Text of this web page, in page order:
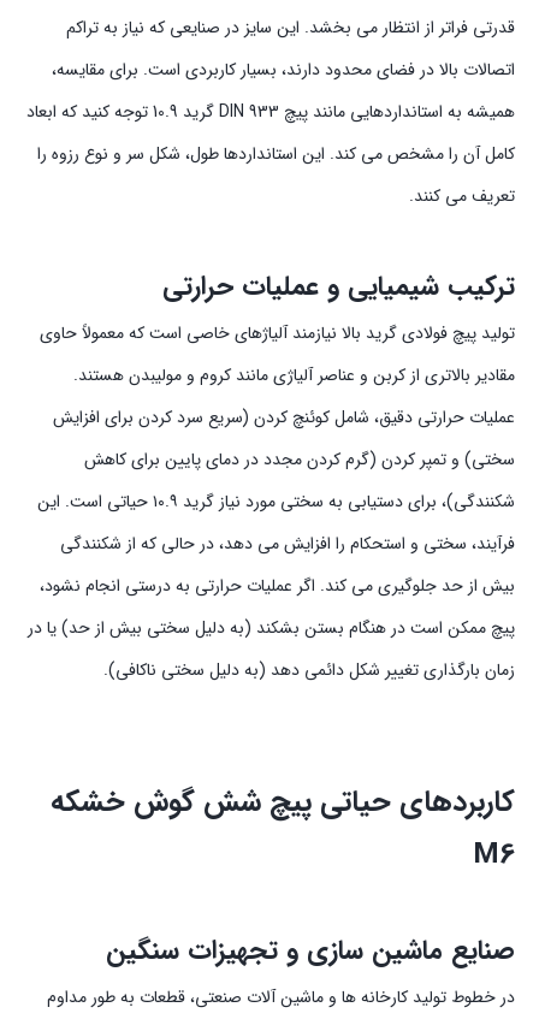
قدرتی فراتر از انتظار می بخشد. این سایز در صنایعی که نیاز به تراکم
اتصالات بالا در فضای محدود دارند، بسیار کاربردی است. برای مقایسه،
همیشه به استانداردهایی مانند پیچ DIN 933 گرید 10.9 توجه کنید که ابعاد
کامل آن را مشخص می کند. این استانداردها طول، شکل سر و نوع رزوه را
تعریف می کنند.
ترکیب شیمیایی و عملیات حرارتی
تولید پیچ فولادی گرید بالا نیازمند آلیاژهای خاصی است که معمولاً حاوی
مقادیر بالاتری از کربن و عناصر آلیاژی مانند کروم و مولیبدن هستند.
عملیات حرارتی دقیق، شامل کوئنچ کردن (سریع سرد کردن برای افزایش
سختی) و تمپر کردن (گرم کردن مجدد در دمای پایین برای کاهش
شکنندگی)، برای دستیابی به سختی مورد نیاز گرید ۱۰.۹ حیاتی است. این
فرآیند، سختی و استحکام را افزایش می دهد، در حالی که از شکنندگی
بیش از حد جلوگیری می کند. اگر عملیات حرارتی به درستی انجام نشود،
پیچ ممکن است در هنگام بستن بشکند (به دلیل سختی بیش از حد) یا در
زمان بارگذاری تغییر شکل دائمی دهد (به دلیل سختی ناکافی).
کاربردهای حیاتی پیچ شش گوش خشکه
M6
صنایع ماشین سازی و تجهیزات سنگین
در خطوط تولید کارخانه ها و ماشین آلات صنعتی، قطعات به طور مداوم